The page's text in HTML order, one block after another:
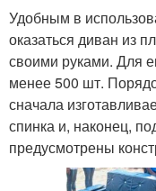
Удобным в
оказаться диван из
своими руками. Для
менее 500 шт.
сначала
спинка и, наконец,
предусмотрены